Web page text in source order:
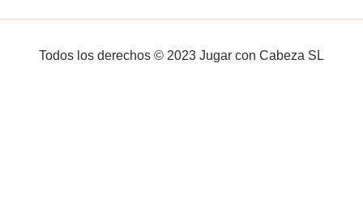
Todos los derechos © 2023 Jugar con Cabeza SL